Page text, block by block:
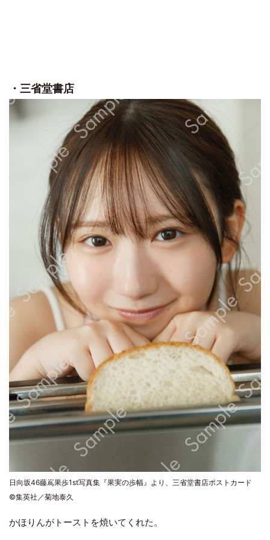
・三省堂書店
日向坂46藤嶌果歩1st写真集『果実の歩幅』より、三省堂書店ポストカード
©集英社／菊地泰久
かほりんがトーストを焼いてくれた。